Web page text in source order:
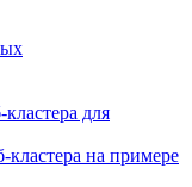
для
кластера на примере